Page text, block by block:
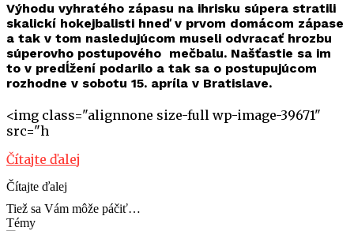
Výhodu vyhratého zápasu na ihrisku súpera stratili
skalickí hokejbalisti hneď v prvom domácom zápase
a tak v tom nasledujúcom museli odvracať hrozbu
súperovho postupového mečbalu. Našťastie sa im
to v predĺžení podarilo a tak sa o postupujúcom
rozhodne v sobotu 15. apríla v Bratislave.
<img class="alignnone size-full wp-image-39671"
src="h
Čítajte ďalej
Čítajte ďalej
Tiež sa Vám môže páčiť…
Témy